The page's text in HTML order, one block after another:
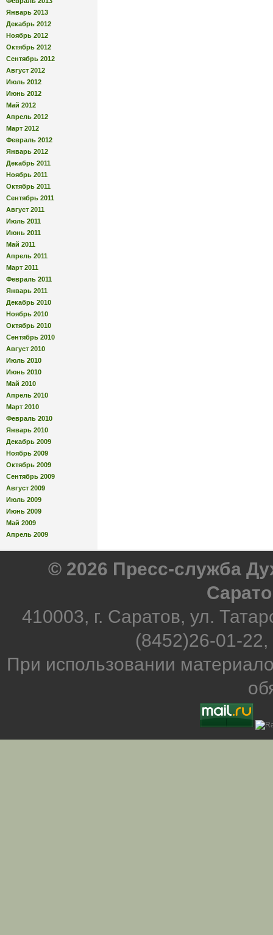
Январь 2013
Декабрь 2012
Ноябрь 2012
Октябрь 2012
Сентябрь 2012
Август 2012
Июль 2012
Июнь 2012
Май 2012
Апрель 2012
Март 2012
Февраль 2012
Январь 2012
Декабрь 2011
Ноябрь 2011
Октябрь 2011
Сентябрь 2011
Август 2011
Июль 2011
Июнь 2011
Май 2011
Апрель 2011
Март 2011
Февраль 2011
Январь 2011
Декабрь 2010
Ноябрь 2010
Октябрь 2010
Сентябрь 2010
Август 2010
Июль 2010
Июнь 2010
Май 2010
Апрель 2010
Март 2010
Февраль 2010
Январь 2010
Декабрь 2009
Ноябрь 2009
Октябрь 2009
Сентябрь 2009
Август 2009
Июль 2009
Июнь 2009
Май 2009
Апрель 2009
© 2026 Пресс-служба
410003, г. Саратов, ул.
(8452)26-01-
При использовании